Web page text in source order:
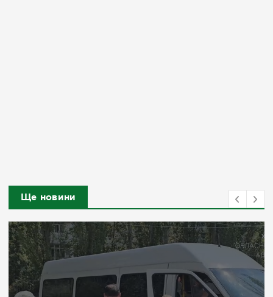
Ще новини